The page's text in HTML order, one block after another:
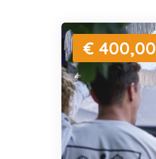
€ 400,00